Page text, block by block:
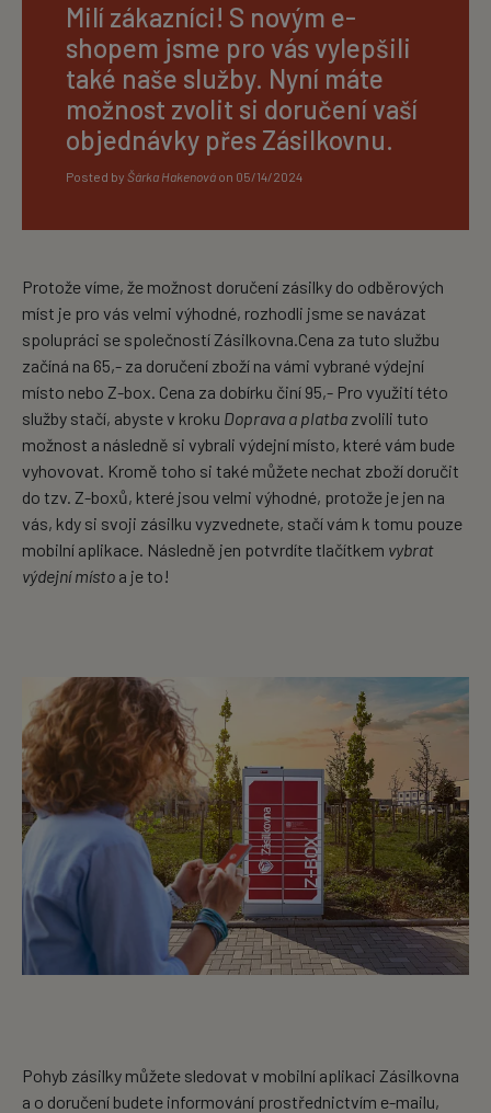
Milí zákazníci! S novým e-
shopem jsme pro vás vylepšili
také naše služby. Nyní máte
možnost zvolit si doručení vaší
objednávky přes Zásilkovnu.
Posted by Šárka Hakenová on 05/14/2024
Protože víme, že možnost doručení zásilky do odběrových
míst je pro vás velmi výhodné, rozhodli jsme se navázat
spolupráci se společností Zásilkovna.Cena za tuto službu
začíná na 65,- za doručení zboží na vámi vybrané výdejní
místo nebo Z-box. Cena za dobírku činí 95,- Pro využití této
služby stačí, abyste v kroku Doprava a platba zvolili tuto
možnost a následně si vybrali výdejní místo, které vám bude
vyhovovat. Kromě toho si také můžete nechat zboží doručit
do tzv. Z-boxů, které jsou velmi výhodné, protože je jen na
vás, kdy si svoji zásilku vyzvednete, stačí vám k tomu pouze
mobilní aplikace. Následně jen potvrdíte tlačítkem vybrat
výdejní místo a je to!
Pohyb zásilky můžete sledovat v mobilní aplikaci Zásilkovna
a o doručení budete informování prostřednictvím e-mailu,